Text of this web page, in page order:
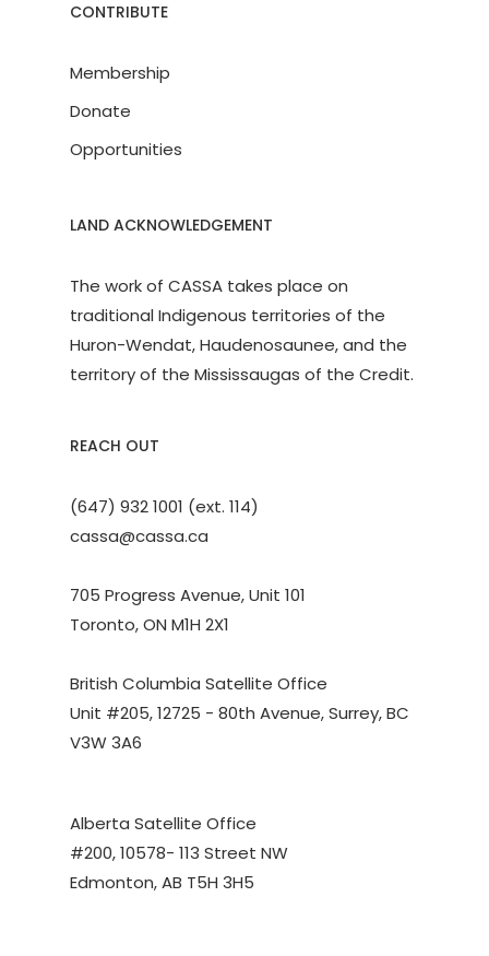
CONTRIBUTE
Membership
Donate
Opportunities
LAND ACKNOWLEDGEMENT
The work of CASSA takes place on
traditional Indigenous territories of the
Huron-Wendat, Haudenosaunee, and the
territory of the Mississaugas of the Credit.
REACH OUT
(647) 932 1001 (ext. 114)
cassa@cassa.ca
705 Progress Avenue, Unit 101
Toronto, ON M1H 2X1
British Columbia Satellite Office
Unit #205, 12725 - 80th Avenue, Surrey, BC
V3W 3A6
Alberta Satellite Office
#200, 10578- 113 Street NW
Edmonton, AB T5H 3H5